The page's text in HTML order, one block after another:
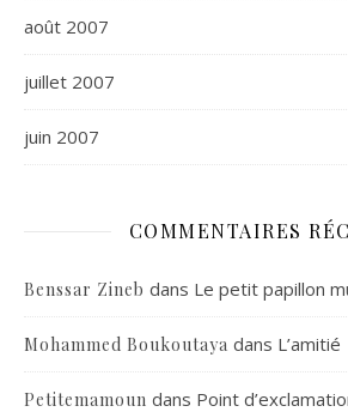
août 2007
juillet 2007
juin 2007
COMMENTAIRES
Benssar Zineb dans Le petit papillon
Mohammed Boukoutaya dans L’amitié
Petitemamoun dans Point